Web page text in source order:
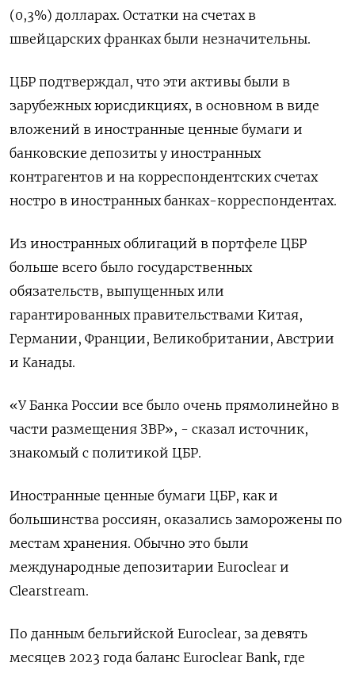
(0,3%) долларах. Остатки на счетах в
швейцарских франках были незначительны.
ЦБР подтверждал, что эти активы были в
зарубежных юрисдикциях, в основном в виде
вложений в иностранные ценные бумаги и
банковские депозиты у иностранных
контрагентов и на корреспондентских счетах
ностро в иностранных банках-корреспондентах.
Из иностранных облигаций в портфеле ЦБР
больше всего было государственных
обязательств, выпущенных или
гарантированных правительствами Китая,
Германии, Франции, Великобритании, Австрии
и Канады.
«У Банка России все было очень прямолинейно в
части размещения ЗВР», - сказал источник,
знакомый с политикой ЦБР.
Иностранные ценные бумаги ЦБР, как и
большинства россиян, оказались заморожены по
местам хранения. Обычно это были
международные депозитарии Euroclear и
Clearstream.
По данным бельгийской Euroclear, за девять
месяцев 2023 года баланс Euroclear Bank, где